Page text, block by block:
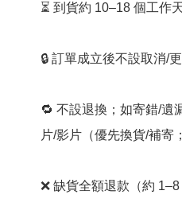
⏳ 到貨約 10–18 個工作
🔒 訂單成立後不設取消/
🔁 不設退換；如寄錯/遺
片/影片（優先換貨/補寄
❌ 缺貨全額退款（約 1–8